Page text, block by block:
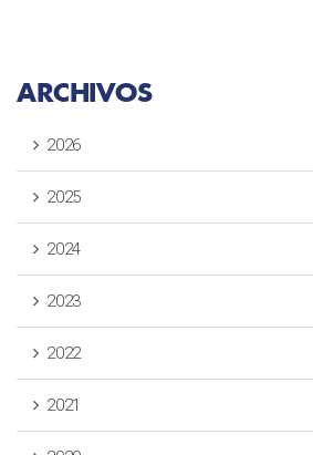
ARCHIVOS
2026
2025
2024
2023
2022
2021